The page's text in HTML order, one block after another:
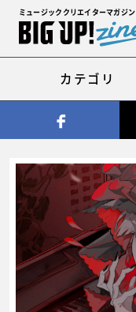
ミュージッククリエイターマガジン
カテゴリ